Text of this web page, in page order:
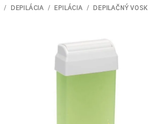
/ DEPILÁCIA / EPILÁCIA / DEPILAČNÝ VOSK